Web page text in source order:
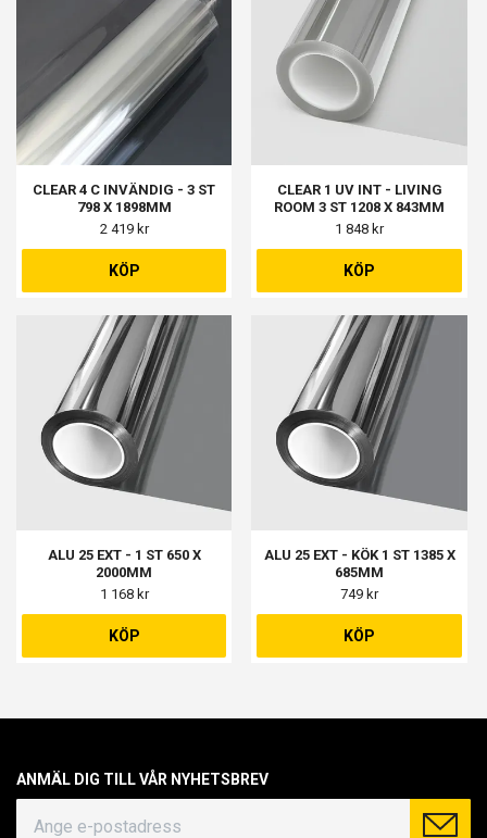
CLEAR 4 C INVÄNDIG - 3 ST
798 X 1898MM
2 419 kr
KÖP
CLEAR 1 UV INT - LIVING
ROOM 3 ST 1208 X 843MM
1 848 kr
KÖP
ALU 25 EXT - 1 ST 650 X
2000MM
1 168 kr
KÖP
ALU 25 EXT - KÖK 1 ST 1385 X
685MM
749 kr
KÖP
ANMÄL DIG TILL VÅR NYHETSBREV